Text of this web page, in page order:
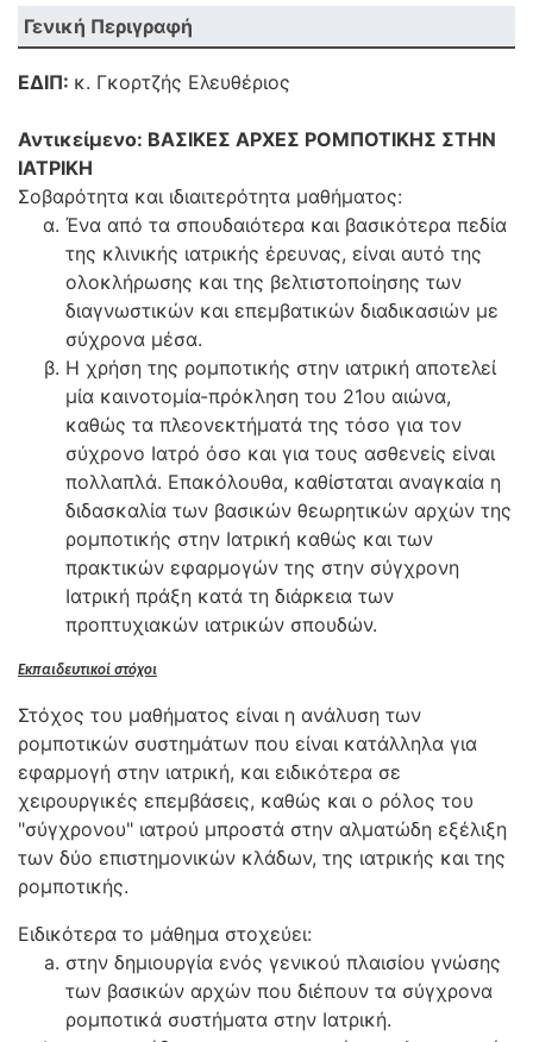
Γενική Περιγραφή
ΕΔΙΠ: κ. Γκορτζής Ελευθέριος
Αντικείμενο: ΒΑΣΙΚΕΣ ΑΡΧΕΣ ΡΟΜΠΟΤΙΚΗΣ ΣΤΗΝ
ΙΑΤΡΙΚΗ
Σοβαρότητα και ιδιαιτερότητα μαθήματος:
Ένα από τα σπουδαιότερα και βασικότερα πεδία
της κλινικής ιατρικής έρευνας, είναι αυτό της
ολοκλήρωσης και της βελτιστοποίησης των
διαγνωστικών και επεμβατικών διαδικασιών με
σύχρονα μέσα.
Η χρήση της ρομποτικής στην ιατρική αποτελεί
μία καινοτομία-πρόκληση του 21ου αιώνα,
καθώς τα πλεονεκτήματά της τόσο για τον
σύχρονο Ιατρό όσο και για τους ασθενείς είναι
πολλαπλά. Επακόλουθα, καθίσταται αναγκαία η
διδασκαλία των βασικών θεωρητικών αρχών της
ρομποτικής στην Ιατρική καθώς και των
πρακτικών εφαρμογών της στην σύγχρονη
Ιατρική πράξη κατά τη διάρκεια των
προπτυχιακών ιατρικών σπουδών.
Eκπαιδευτικοί στόχοι
​Στόχος του μαθήματος είναι η ανάλυση των
ρομποτικών συστημάτων που είναι κατάλληλα για
εφαρμογή στην ιατρική, και ειδικότερα σε
χειρουργικές επεμβάσεις, καθώς και ο ρόλος του
"σύγχρονου" ιατρού μπροστά στην αλματώδη εξέλιξη
των δύο επιστημονικών κλάδων, της ιατρικής και της
ρομποτικής.
Ειδικότερα το μάθημα στοχεύει:
στην δημιουργία ενός γενικού πλαισίου γνώσης
των βασικών αρχών που διέπουν τα σύγχρονα
ρομποτικά συστήματα στην Ιατρική.